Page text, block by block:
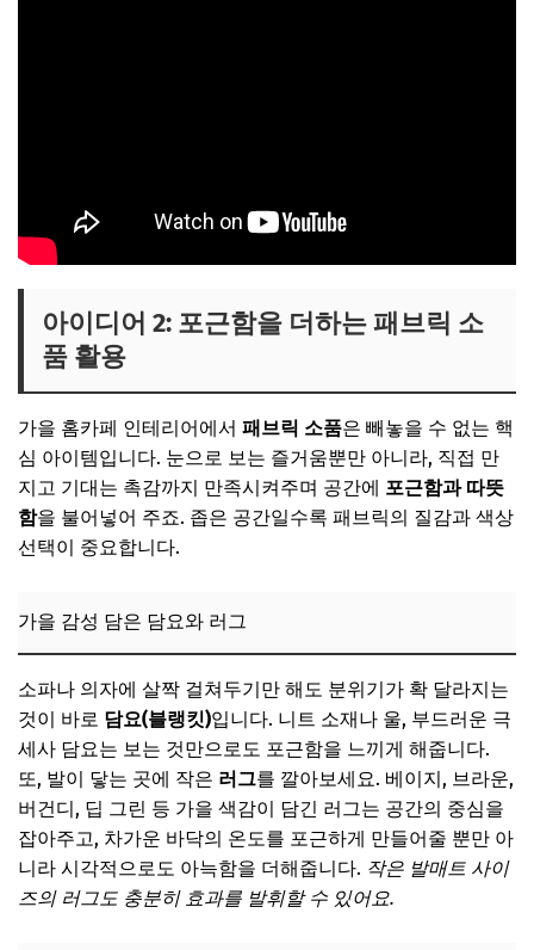
아이디어 2: 포근함을 더하는 패브릭 소
품 활용
가을 홈카페 인테리어에서 패브릭 소품은 빼놓을 수 없는 핵
심 아이템입니다. 눈으로 보는 즐거움뿐만 아니라, 직접 만
지고 기대는 촉감까지 만족시켜주며 공간에 포근함과 따뜻
함을 불어넣어 주죠. 좁은 공간일수록 패브릭의 질감과 색상
선택이 중요합니다.
가을 감성 담은 담요와 러그
소파나 의자에 살짝 걸쳐두기만 해도 분위기가 확 달라지는
것이 바로 담요(블랭킷)입니다. 니트 소재나 울, 부드러운 극
세사 담요는 보는 것만으로도 포근함을 느끼게 해줍니다.
또, 발이 닿는 곳에 작은 러그를 깔아보세요. 베이지, 브라운,
버건디, 딥 그린 등 가을 색감이 담긴 러그는 공간의 중심을
잡아주고, 차가운 바닥의 온도를 포근하게 만들어줄 뿐만 아
니라 시각적으로도 아늑함을 더해줍니다. 작은 발매트 사이
즈의 러그도 충분히 효과를 발휘할 수 있어요.